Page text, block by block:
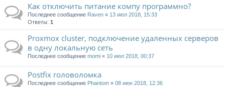
Как отключить питание компу программно?
Последнее сообщение Raven « 13 июл 2018, 15:33
Ответы: 1
Proxmox cluster, подключение удаленных серверов
в одну локальную сеть
Последнее сообщение momi « 10 июл 2018, 00:37
Postfix головоломка
Последнее сообщение Phantom « 08 июн 2018, 12:36